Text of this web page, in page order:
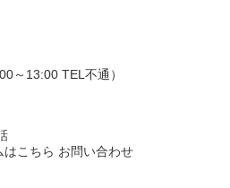
～13:00 TEL不通）
お問い合わせ